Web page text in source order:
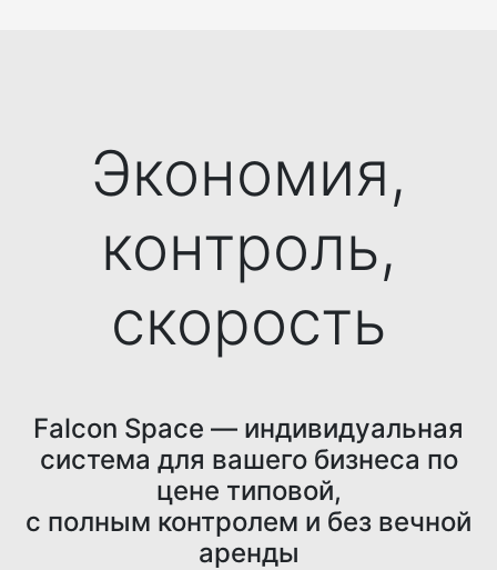
Экономия,
контроль,
скорость
Falcon Space — индивидуальная
система для вашего бизнеса по
цене типовой,
с полным контролем и без вечной
аренды